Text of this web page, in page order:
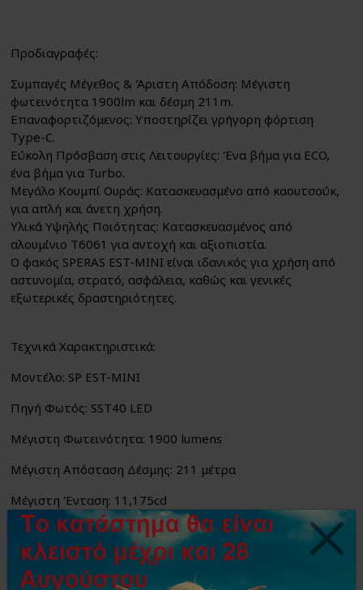
Προδιαγραφές:
Συμπαγές Μέγεθος & Άριστη Απόδοση: Μέγιστη
φωτεινότητα 1900lm και δέσμη 211m.
Επαναφορτιζόμενος: Υποστηρίζει γρήγορη φόρτιση
Type-C.
Εύκολη Πρόσβαση στις Λειτουργίες: Ένα βήμα για ECO,
ένα βήμα για Turbo.
Μεγάλο Κουμπί Ουράς: Κατασκευασμένο από καουτσούκ,
για απλή και άνετη χρήση.
Υλικά Υψηλής Ποιότητας: Κατασκευασμένος από
αλουμίνιο T6061 για αντοχή και αξιοπιστία.
O φακός SPERAS EST-MINI είναι ιδανικός για χρήση από
αστυνομία, στρατό, ασφάλεια, καθώς και γενικές
εξωτερικές δραστηριότητες.
Τεχνικά Χαρακτηριστικά:
Μοντέλο: SP EST-MINI
Πηγή Φωτός: SST40 LED
Μέγιστη Φωτεινότητα: 1900 lumens
Μέγιστη Απόσταση Δέσμης: 211 μέτρα
Μέγιστη Ένταση: 11,175cd
Μέγιστος Χρόνος Λειτουργίας: 57 ώρες (σε λειτουργία
ECO)
Λειτουργίες: Turbo, High, Medium, Low, Eco, Strobe, SOS